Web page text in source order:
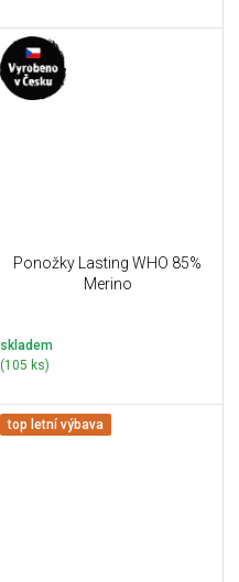
Ponožky Lasting WHO 85%
Merino
skladem
(105 ks)
top letní výbava